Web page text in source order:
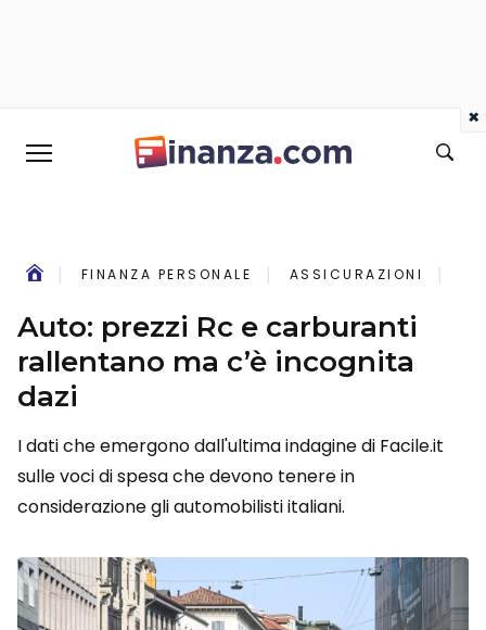
FINANZA PERSONALE ASSICURAZIONI
Auto: prezzi Rc e carburanti
rallentano ma c’è incognita
dazi
I dati che emergono dall'ultima indagine di Facile.it
sulle voci di spesa che devono tenere in
considerazione gli automobilisti italiani.
×